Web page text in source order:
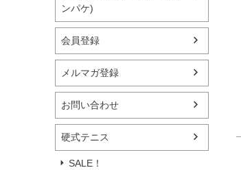
ンパケ)
会員登録
メルマガ登録
お問い合わせ
硬式テニス
SALE！